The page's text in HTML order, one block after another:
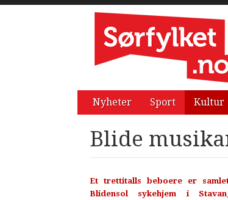
Nyheter Sport Kultur
Blide
Et trettitalls beboere er
Blidensol sykehjem i